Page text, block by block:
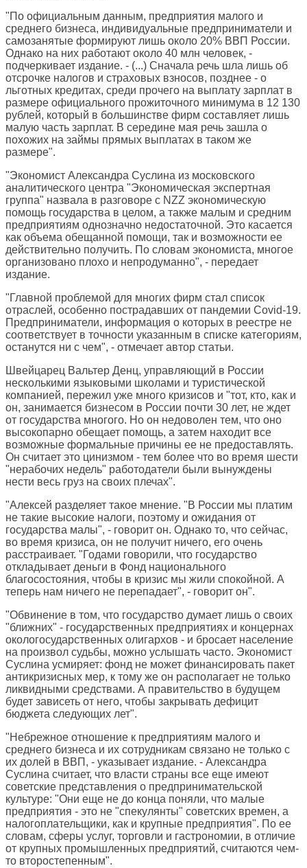
"По официальным данным, предприятия малого и
среднего бизнеса, индивидуальные предприниматели и
самозанятые формируют лишь около 20% ВВП России.
Однако на них работают около 40 млн человек, -
подчеркивает издание. - (...) Сначала речь шла лишь об
отсрочке налогов и страховых взносов, позднее - о
льготных кредитах, среди прочего на выплату зарплат в
размере официального прожиточного минимума в 12 130
рублей, который в большинстве фирм составляет лишь
малую часть зарплат. В середине мая речь зашла о
похожих на займы прямых выплатах в таком же
размере".
"Экономист Александра Суслина из московского
аналитического центра "Экономическая экспертная
группа" назвала в разговоре с NZZ экономическую
помощь государства в целом, а также малым и средним
предприятиям однозначно недостаточной. Это касается
как объема обещанной помощи, так и возможности ее
действительно получить. По словам экономиста, многое
организовано плохо и непродуманно", - передает
издание.
"Главной проблемой для многих фирм стал список
отраслей, особенно пострадавших от пандемии Covid-19.
Предприниматели, информация о которых в реестре не
соответствует в точности указанным в списке категориям,
останутся ни с чем", - отмечает автор статьи.
Швейцарец Вальтер Денц, управляющий в России
несколькими языковыми школами и туристической
компанией, пережил уже много кризисов и "тот, кто, как и
он, занимается бизнесом в России почти 30 лет, не ждет
от государства многого. Но он недоволен тем, что оно
высокопарно обещает помощь, а затем находит все
возможные формальные причины ее не предоставлять.
Он считает это цинизмом - тем более что во время шести
"нерабочих недель" работодатели были вынуждены
нести весь груз на своих плечах".
"Алексей разделяет такое мнение. "В России мы платим
не такие высокие налоги, поэтому и ожидания от
государства малы", - говорит он. Однако то, что сейчас,
во время кризиса, он не получит ничего, его очень
расстраивает. "Годами говорили, что государство
откладывает деньги в Фонд национального
благосостояния, чтобы в кризис мы жили спокойной. А
теперь нам ничего не перепадает", - говорит он".
"Обвинение в том, что государство думает лишь о своих
"ближних" - государственных предприятиях и концернах
окологосударственных олигархов - и бросает население
на произвол судьбы, можно услышать часто. Экономист
Суслина усмиряет: фонд не может финансировать пакет
антикризисных мер, к тому же он располагает не только
ликвидными средствами. А правительство в будущем
будет зависеть от него, чтобы закрывать дефицит
бюджета следующих лет".
"Небрежное отношение к предприятиям малого и
среднего бизнеса и их сотрудникам связано не только с
их долей в ВВП, - указывает издание. - Александра
Суслина считает, что власти страны все еще имеют
советские представления о предпринимательской
культуре: "Они еще не до конца поняли, что малые
предприятия - это не "спекулянты" советских времен, а
налогоплательщики, как и крупные предприятия". По ее
словам, сферы услуг, торговли и гастрономии, в отличие
от крупных промышленных предприятий, считаются чем-
то второстепенным".